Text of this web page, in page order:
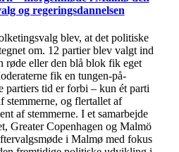
og regeringsdannelsen
blev, at det politiske
om. 12 partier blev valgt ind
røde eller den blå blok fik eget
fik en tungen-på-
partiers tid er forbi – kun ét parti
stemmerne, og flertallet af
af stemmerne. I et samarbejde
Greater Copenhagen og Malmö
i Malmø med fokus